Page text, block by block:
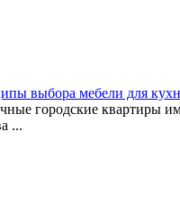
выбора мебели для
городские квартиры
...